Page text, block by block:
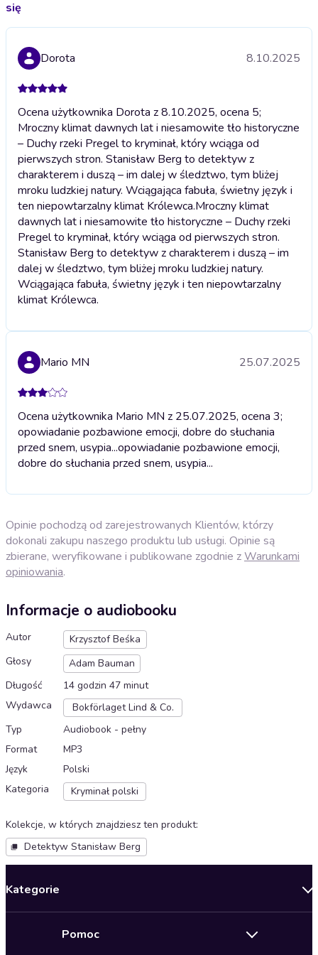
się
Dorota 8.10.2025
Ocena użytkownika Dorota z 8.10.2025, ocena 5;
Mroczny klimat dawnych lat i niesamowite tło historyczne
– Duchy rzeki Pregel to kryminał, który wciąga od
pierwszych stron. Stanisław Berg to detektyw z
charakterem i duszą – im dalej w śledztwo, tym bliżej
mroku ludzkiej natury. Wciągająca fabuła, świetny język i
ten niepowtarzalny klimat Królewca.Mroczny klimat
dawnych lat i niesamowite tło historyczne – Duchy rzeki
Pregel to kryminał, który wciąga od pierwszych stron.
Stanisław Berg to detektyw z charakterem i duszą – im
dalej w śledztwo, tym bliżej mroku ludzkiej natury.
Wciągająca fabuła, świetny język i ten niepowtarzalny
klimat Królewca.
Mario MN 25.07.2025
Ocena użytkownika Mario MN z 25.07.2025, ocena 3;
opowiadanie pozbawione emocji, dobre do słuchania
przed snem, usypia...opowiadanie pozbawione emocji,
dobre do słuchania przed snem, usypia...
Opinie pochodzą od zarejestrowanych Klientów, którzy
dokonali zakupu naszego produktu lub usługi. Opinie są
zbierane, weryfikowane i publikowane zgodnie zWarunkami
opiniowania.
Informacje o audiobooku
Autor
Krzysztof Beśka
Głosy
Adam Bauman
Długość
14 godzin 47 minut
Wydawca
Bokförlaget Lind & Co.
Typ
Audiobook - pełny
Format
MP3
Język
Polski
Kategoria
Kryminał polski
Kolekcje, w których znajdziesz ten produkt:
Detektyw Stanisław Berg
Kategorie
Pomoc